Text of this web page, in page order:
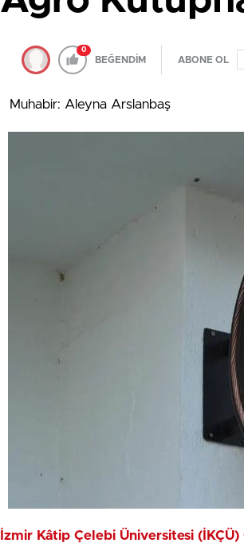
0
BEĞENDİM ABONE OL
Muhabir: Aleyna Arslanbaş
İzmir Kâtip Çelebi Üniversitesi